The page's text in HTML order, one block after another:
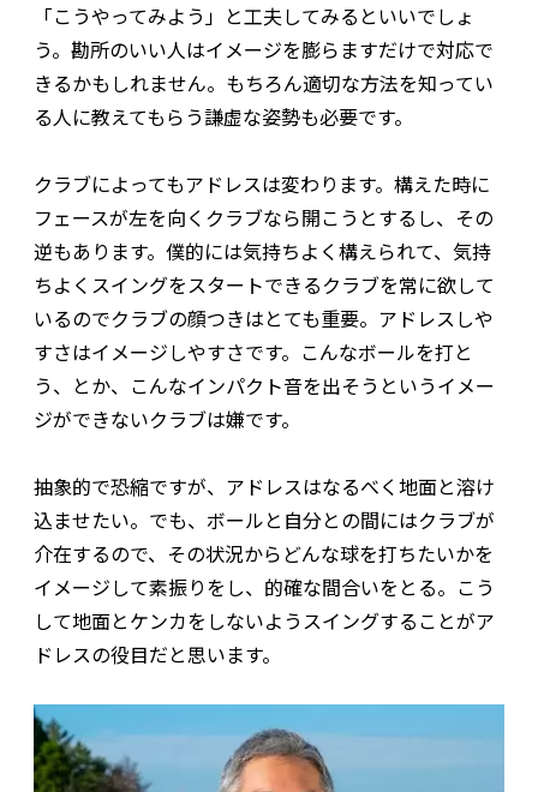
「こうやってみよう」と工夫してみるといいでしょ
う。勘所のいい人はイメージを膨らますだけで対応で
きるかもしれません。もちろん適切な方法を知ってい
る人に教えてもらう謙虚な姿勢も必要です。
クラブによってもアドレスは変わります。構えた時に
フェースが左を向くクラブなら開こうとするし、その
逆もあります。僕的には気持ちよく構えられて、気持
ちよくスイングをスタートできるクラブを常に欲して
いるのでクラブの顔つきはとても重要。アドレスしや
すさはイメージしやすさです。こんなボールを打と
う、とか、こんなインパクト音を出そうというイメー
ジができないクラブは嫌です。
抽象的で恐縮ですが、アドレスはなるべく地面と溶け
込ませたい。でも、ボールと自分との間にはクラブが
介在するので、その状況からどんな球を打ちたいかを
イメージして素振りをし、的確な間合いをとる。こう
して地面とケンカをしないようスイングすることがア
ドレスの役目だと思います。